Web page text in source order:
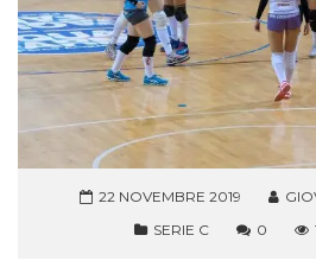
22 NOVEMBRE 2019
SERIE C
0